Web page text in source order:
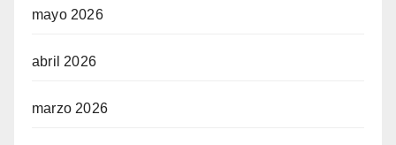
mayo 2026
abril 2026
marzo 2026